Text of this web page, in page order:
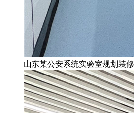
山东某公安系统实验室规划装修